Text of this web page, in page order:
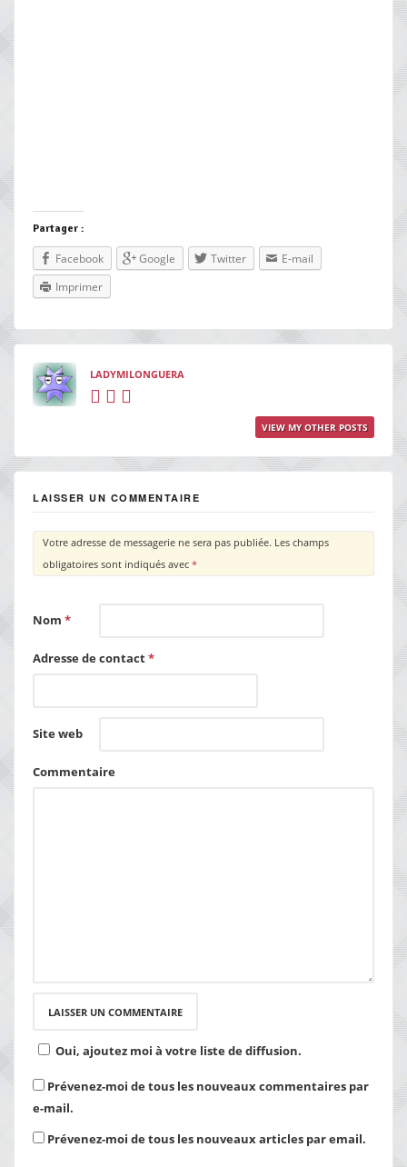
Partager :
Facebook Google Twitter
E-mail
Imprimer
LADYMILONGUERA
VIEW MY OTHER POSTS
LAISSER UN COMMENTAIRE
Votre adresse de messagerie ne sera pas publiée. Les champs
obligatoires sont indiqués avec *
Nom *
Adresse de contact*
Site web
Commentaire
Oui, ajoutez moi à votre liste de diffusion.
Prévenez-moi de tous les nouveaux commentaires par
e-mail.
Prévenez-moi de tous les nouveaux articles par email.